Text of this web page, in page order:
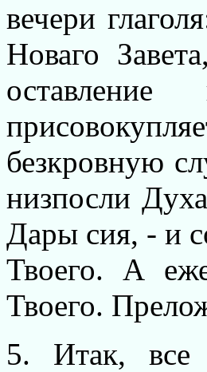
вечери
Новаго
безкровную
низпосли
Дары сия, - и
Твоего. А
Твоего.
5. Итак, все